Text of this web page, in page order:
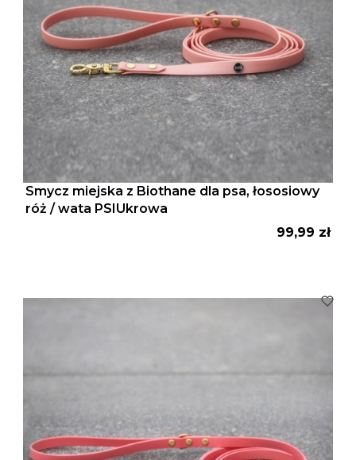
Smycz miejska z Biothane dla psa, łososiowy
róż / wata PSIUkrowa
Cena
99,99 zł